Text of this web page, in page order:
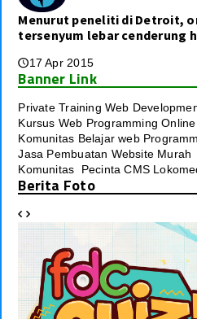
Menurut peneliti di Detroit,
tersenyum lebar cenderung
🕔17 Apr 2015
Banner Link
Private Training Web
Kursus Web Programming Online
Komunitas Belajar web
Jasa Pembuatan Website Murah
Komunitas Pecinta CMS
Berita Foto
 